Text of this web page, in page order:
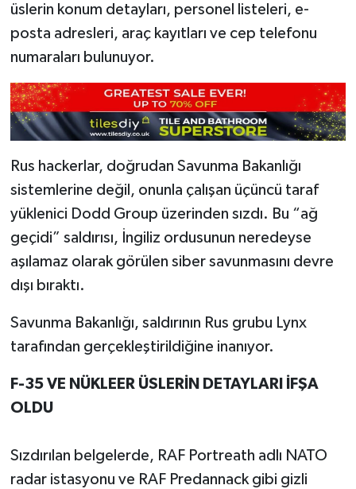
üslerin konum detayları, personel listeleri, e-
posta adresleri, araç kayıtları ve cep telefonu
numaraları bulunuyor.
Rus hackerlar, doğrudan Savunma Bakanlığı
sistemlerine değil, onunla çalışan üçüncü taraf
yüklenici Dodd Group üzerinden sızdı. Bu “ağ
geçidi” saldırısı, İngiliz ordusunun neredeyse
aşılamaz olarak görülen siber savunmasını devre
dışı bıraktı.
Savunma Bakanlığı, saldırının Rus grubu Lynx
tarafından gerçekleştirildiğine inanıyor.
F-35 VE NÜKLEER ÜSLERİN DETAYLARI İFŞA
OLDU
Sızdırılan belgelerde, RAF Portreath adlı NATO
radar istasyonu ve RAF Predannack gibi gizli